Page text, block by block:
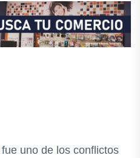
uno de los conflictos